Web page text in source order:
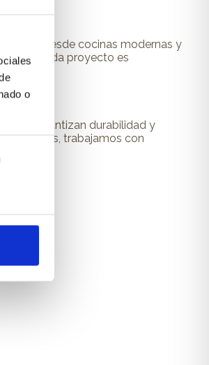
o
van desde cocinas modernas y
Cada proyecto es
que garantizan durabilidad y
muebles, trabajamos con